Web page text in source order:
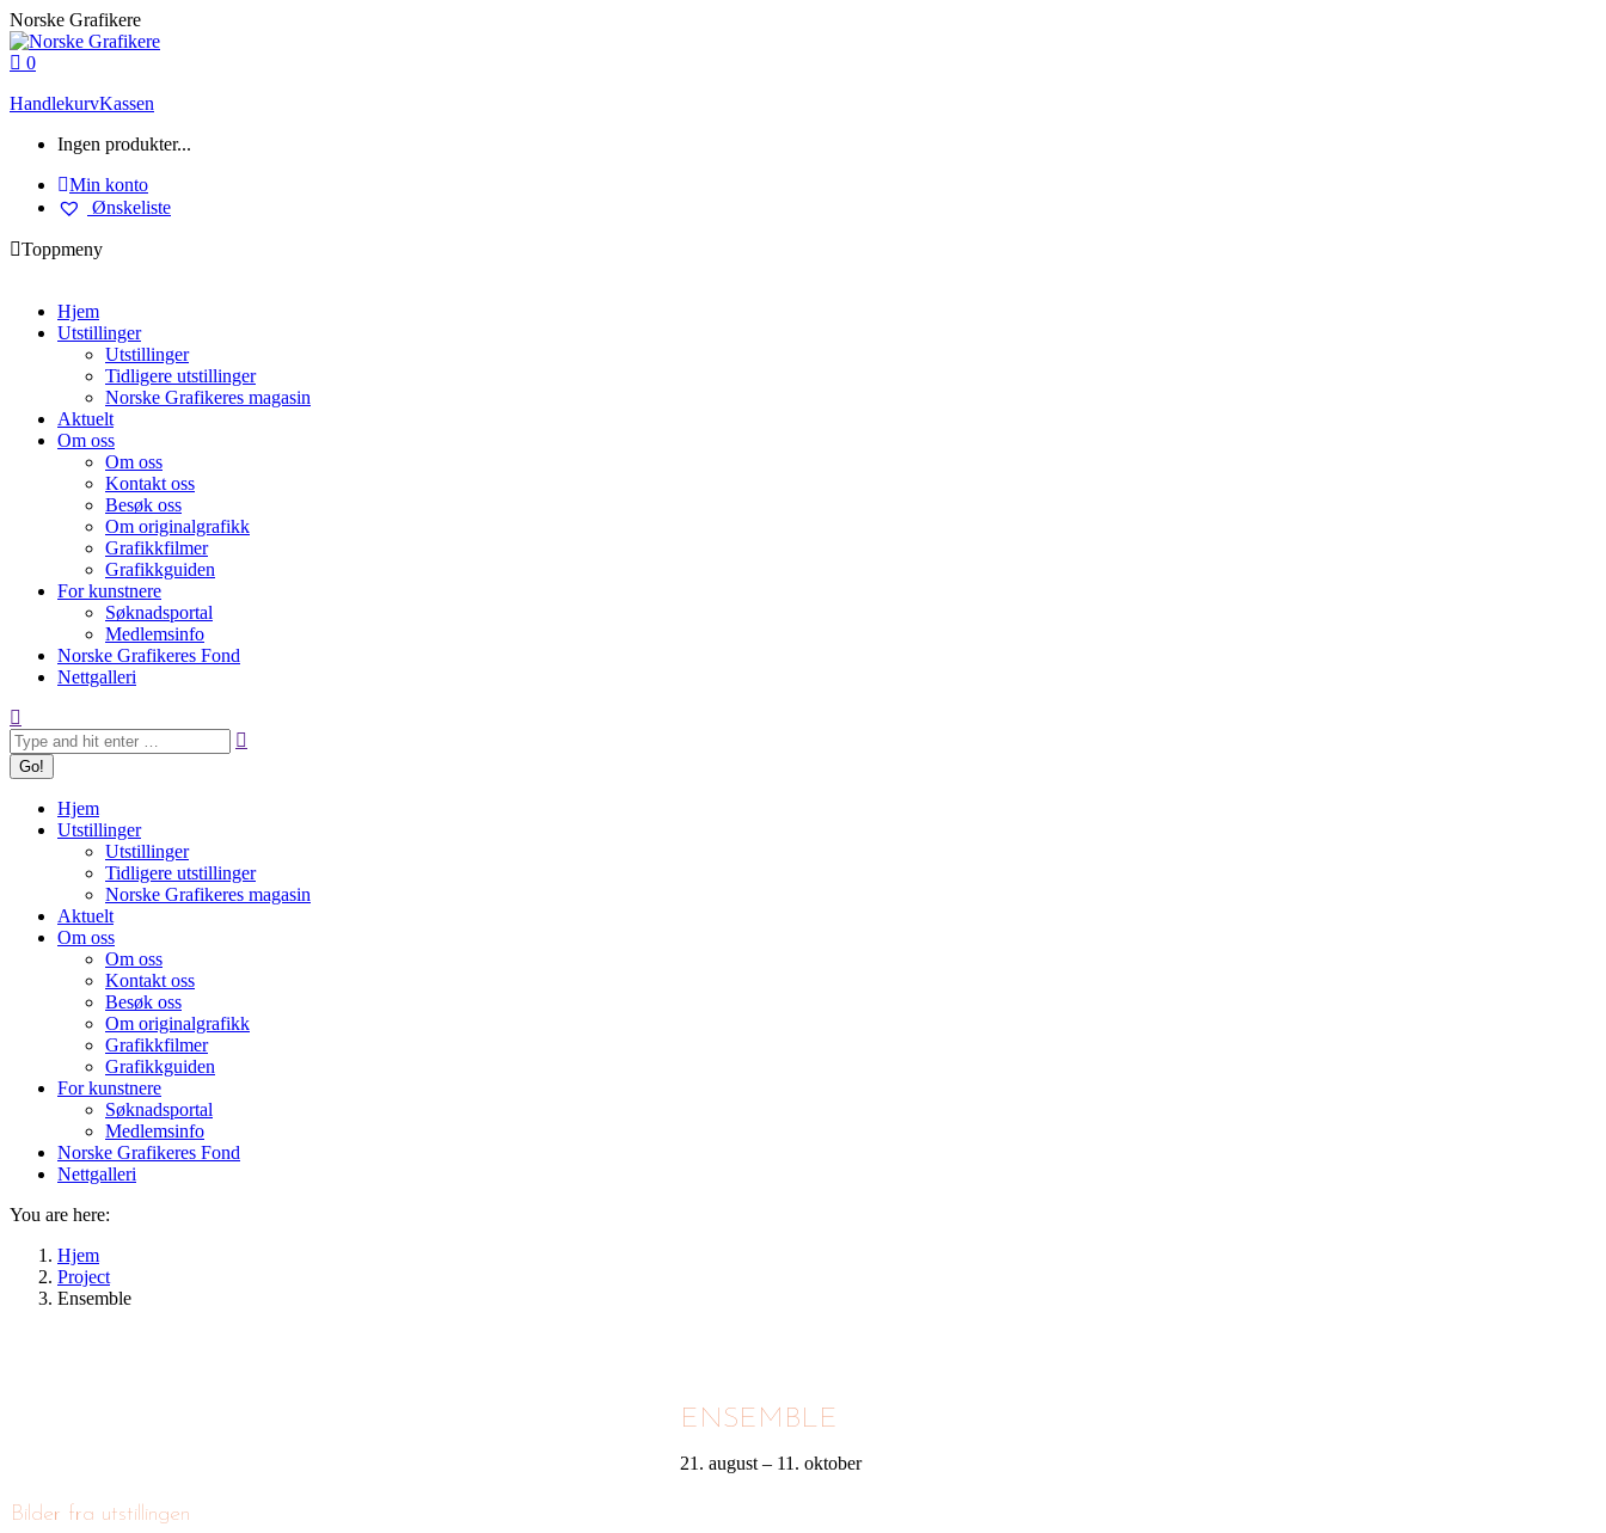
Skip
to
content
Norske Grafikere
0
HandlekurvKassen
Ingen produkter...
Min konto
Ønskeliste
Toppmeny
Hjem
Utstillinger
Utstillinger
Tidligere utstillinger
Norske Grafikeres magasin
Aktuelt
Om oss
Om oss
Kontakt oss
Besøk oss
Om originalgrafikk
Grafikkfilmer
Grafikkguiden
For kunstnere
Søknadsportal
Medlemsinfo
Norske Grafikeres Fond
Nettgalleri
Search:
Hjem
Utstillinger
Utstillinger
Tidligere utstillinger
Norske Grafikeres magasin
Aktuelt
Om oss
Om oss
Kontakt oss
Besøk oss
Om originalgrafikk
Grafikkfilmer
Grafikkguiden
For kunstnere
Søknadsportal
Medlemsinfo
Norske Grafikeres Fond
Nettgalleri
You are here:
Hjem
Project
Ensemble
Bilder fra utstillingen
ENSEMBLE
21. august – 11. oktober